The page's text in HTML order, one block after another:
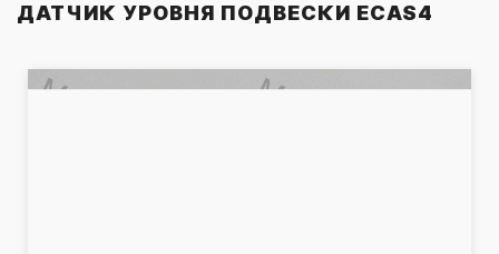
ДАТЧИК УРОВНЯ ПОДВЕСКИ ECAS4